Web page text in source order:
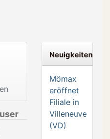
Neuigkeiten
Mömax
eröffnet
Filiale in
Villeneuve
(VD)